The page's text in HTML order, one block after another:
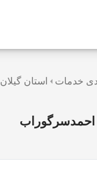
خدمات استان گیلان
احمدسرگوراب